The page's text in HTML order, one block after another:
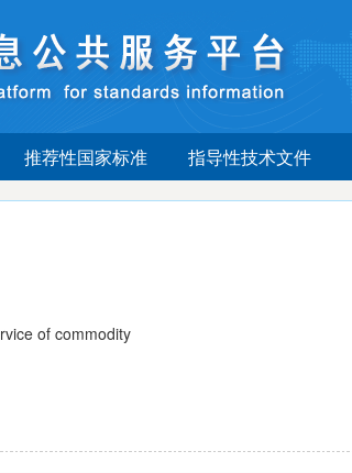
推荐性国家标准 指导性技术文件
of commodity